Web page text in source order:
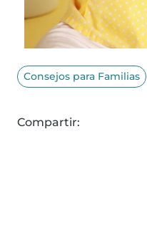
Consejos para Familias
Compartir: